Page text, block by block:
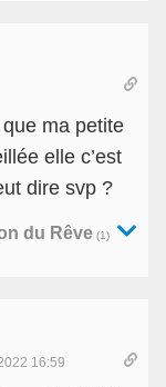
ma petite
elle c’est
dire svp ?
du Rêve (1)
16:59